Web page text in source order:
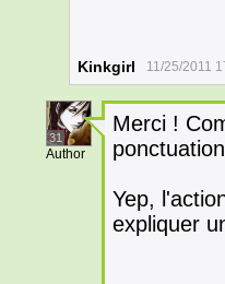
Kinkgirl 11/25/2011
31
Author
Merci !
ponctuation
Yep,
expliquer